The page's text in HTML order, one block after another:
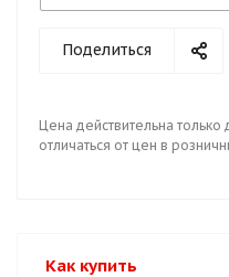
Поделиться
Цена действительна
отличаться от цен в
Как купить